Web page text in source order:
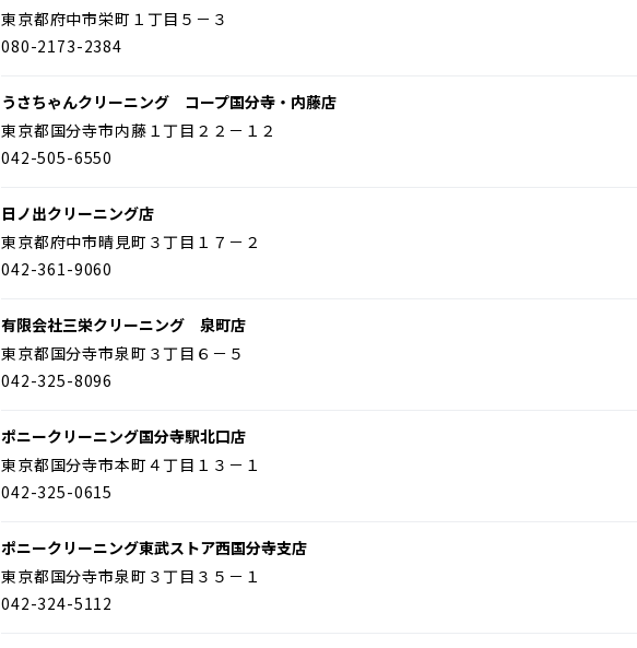
東京都府中市栄町１丁目５－３
080-2173-2384
うさちゃんクリーニング コープ国分寺・内藤店
東京都国分寺市内藤１丁目２２－１２
042-505-6550
日ノ出クリーニング店
東京都府中市晴見町３丁目１７－２
042-361-9060
有限会社三栄クリーニング 泉町店
東京都国分寺市泉町３丁目６－５
042-325-8096
ポニークリーニング国分寺駅北口店
東京都国分寺市本町４丁目１３－１
042-325-0615
ポニークリーニング東武ストア西国分寺支店
東京都国分寺市泉町３丁目３５－１
042-324-5112